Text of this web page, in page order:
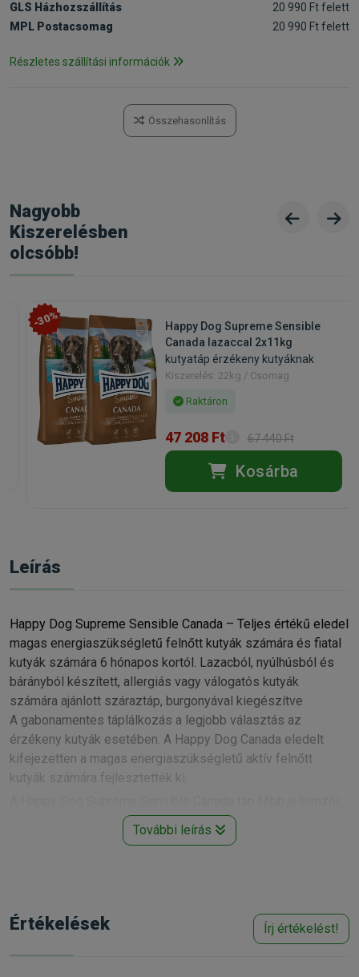
GLS Házhozszállítás
20 990 Ft felett
MPL Postacsomag
20 990 Ft felett
Részletes szállítási információk
Összehasonlítás
Nagyobb
Kiszerelésben
olcsóbb!
-30%
Happy Dog Supreme Sensible
Canada lazaccal 2x11kg
kutyatáp érzékeny kutyáknak
Kiszerelés: 22kg / Csomag
Raktáron
47 208 Ft 67 440 Ft
Kosárba
Leírás
Happy Dog Supreme Sensible Canada – Teljes értékű eledel
magas energiaszükségletű felnőtt kutyák számára és fiatal
kutyák számára 6 hónapos kortól. Lazacból, nyúlhúsból és
bárányból készített, allergiás vagy válogatós kutyák
számára ajánlott száraztáp, burgonyával kiegészítve
A gabonamentes táplálkozás a legjobb választás az
érzékeny kutyák esetében. A Happy Dog Canada eledelt
kifejezetten a magas energiaszükségletű aktív felnőtt
kutyák számára fejlesztették ki.
• Ideális érzékeny, aktív kutyák számára
anyagoktól mentes.
A Canada rendkívül ízletes teljes értékű szuperprémium
eledel, amely finom lazacból, ízletes nyúl- és bárányhúsból,
További leírás
Értékelések Írj értékelést!